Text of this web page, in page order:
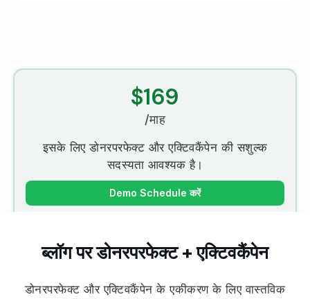
$169
/माह
इसके लिए डोनरपरफेक्ट और एक्टिवकैंपेन की सशुल्क
सदस्यता आवश्यक है।
Demo Schedule करें
ब्लॉग पर डोनरपरफेक्ट + एक्टिवकैंपेन
डोनरपरफेक्ट और एक्टिवकैंपेन के एकीकरण के लिए वास्तविक